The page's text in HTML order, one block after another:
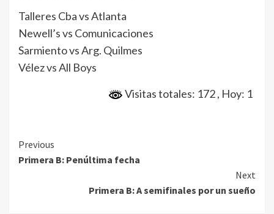
Talleres Cba vs Atlanta
Newell’s vs Comunicaciones
Sarmiento vs Arg. Quilmes
Vélez vs All Boys
Visitas totales: 172, Hoy: 1
Continue
Reading
Previous
Primera B: Penúltima fecha
Next
Primera B: A semifinales por un sueño